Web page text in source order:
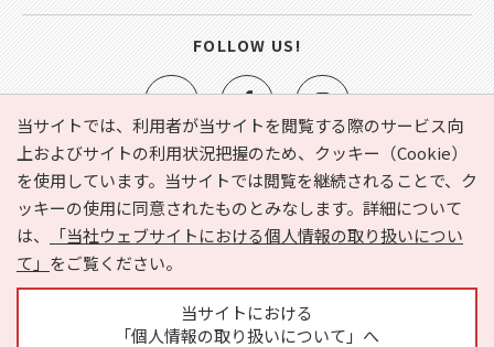
当サイトでは、利用者が当サイトを閲覧する際のサービス向
上およびサイトの利用状況把握のため、クッキー（Cookie）
を使用しています。当サイトでは閲覧を継続されることで、ク
ッキーの使用に同意されたものとみなします。詳細について
は、
「当社ウェブサイトにおける個人情報の取り扱いについ
て」 をご覧ください。
当サイトにおける
「個人情報の取り扱いについて」へ
e-NAVITA（イーナビタ）とは？ お気に入り
ヘルプ
利用規約
個人情報の取り扱いについて
運営会社
サイトマップ
広告掲載に関するお問い合わせ
FOLLOW US!